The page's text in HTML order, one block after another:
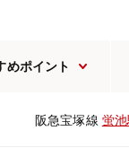
めポイント
阪急宝塚線 蛍